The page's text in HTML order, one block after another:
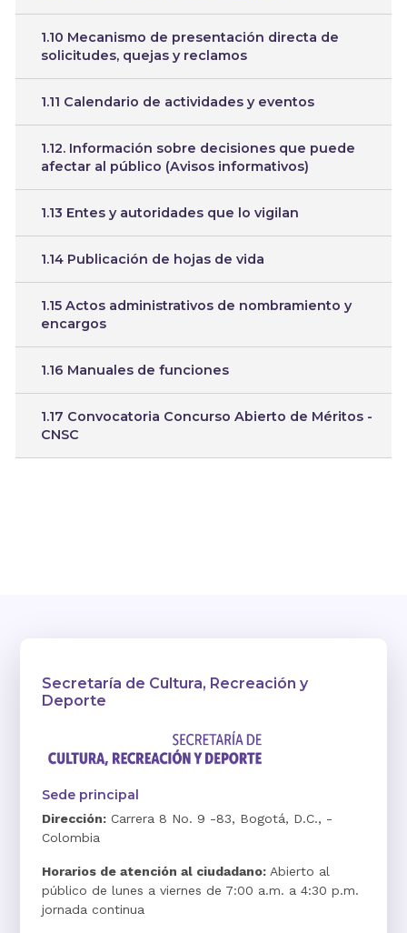
1.10 Mecanismo de presentación directa de
solicitudes, quejas y reclamos
1.11 Calendario de actividades y eventos
1.12. Información sobre decisiones que puede
afectar al público (Avisos informativos)
1.13 Entes y autoridades que lo vigilan
1.14 Publicación de hojas de vida
1.15 Actos administrativos de nombramiento y
encargos
1.16 Manuales de funciones
1.17 Convocatoria Concurso Abierto de Méritos -
CNSC
Secretaría de Cultura, Recreación y
Deporte
Sede principal
Dirección: Carrera 8 No. 9 -83, Bogotá, D.C., -
Colombia
Horarios de atención al ciudadano:Abierto al
público de lunes a viernes de 7:00 a.m. a 4:30 p.m.
jornada continua